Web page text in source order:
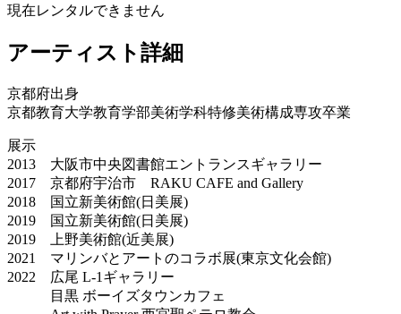
現在レンタルできません
アーティスト詳細
京都府出身
京都教育大学教育学部美術学科特修美術構成専攻卒業
展示
2013 大阪市中央図書館エントランスギャラリー
2017 京都府宇治市 RAKU CAFE and Gallery
2018 国立新美術館(日美展)
2019 国立新美術館(日美展)
2019 上野美術館(近美展)
2021 マリンバとアートのコラボ展(東京文化会館)
2022 広尾 L-1ギャラリー
目黒 ボーイズタウンカフェ